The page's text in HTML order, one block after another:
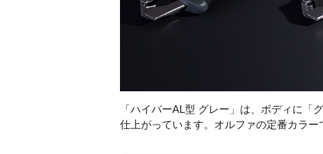
「ハイパーAL型 グレー」は、ボディに
仕上がっています。オルファの定番カラー